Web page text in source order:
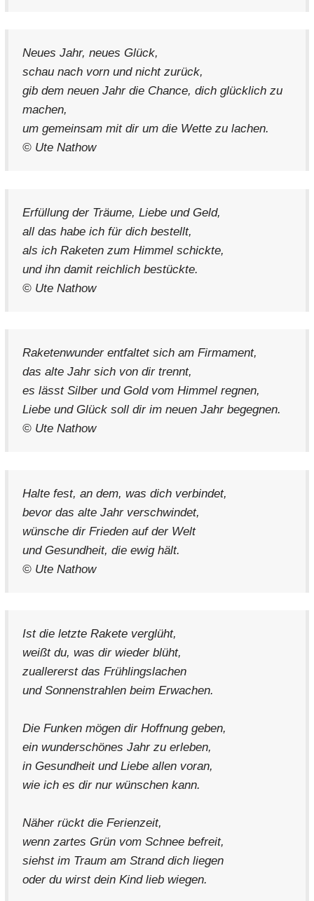
Neues Jahr, neues Glück,
schau nach vorn und nicht zurück,
gib dem neuen Jahr die Chance, dich glücklich zu
machen,
um gemeinsam mit dir um die Wette zu lachen.
© Ute Nathow
Erfüllung der Träume, Liebe und Geld,
all das habe ich für dich bestellt,
als ich Raketen zum Himmel schickte,
und ihn damit reichlich bestückte.
© Ute Nathow
Raketenwunder entfaltet sich am Firmament,
das alte Jahr sich von dir trennt,
es lässt Silber und Gold vom Himmel regnen,
Liebe und Glück soll dir im neuen Jahr begegnen.
© Ute Nathow
Halte fest, an dem, was dich verbindet,
bevor das alte Jahr verschwindet,
wünsche dir Frieden auf der Welt
und Gesundheit, die ewig hält.
© Ute Nathow
Ist die letzte Rakete verglüht,
weißt du, was dir wieder blüht,
zuallererst das Frühlingslachen
und Sonnenstrahlen beim Erwachen.
Die Funken mögen dir Hoffnung geben,
ein wunderschönes Jahr zu erleben,
in Gesundheit und Liebe allen voran,
wie ich es dir nur wünschen kann.
Näher rückt die Ferienzeit,
wenn zartes Grün vom Schnee befreit,
siehst im Traum am Strand dich liegen
oder du wirst dein Kind lieb wiegen.